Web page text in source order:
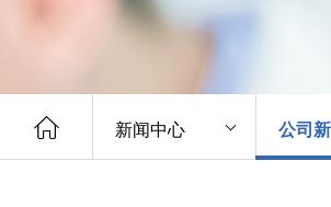
新闻中心 公司